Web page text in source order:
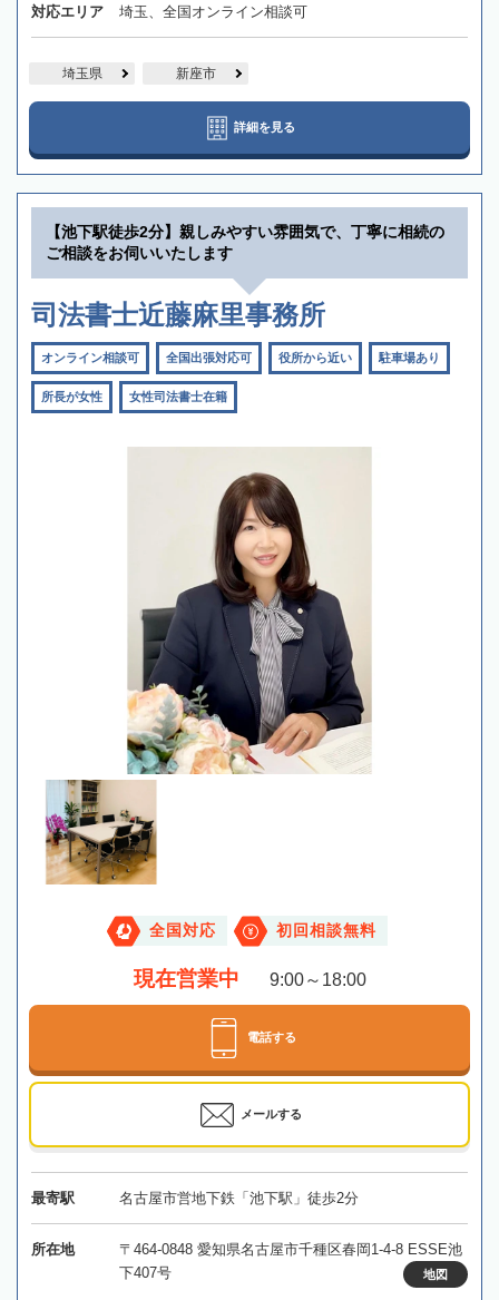
対応エリア 埼玉、全国オンライン相談可
埼玉県 新座市
詳細を見る
【池下駅徒歩2分】親しみやすい雰囲気で、丁寧に相続の
ご相談をお伺いいたします
司法書士近藤麻里事務所
オンライン相談可 全国出張対応可 役所から近い 駐車場あり
所長が女性 女性司法書士在籍
全国対応 初回相談無料
現在営業中 9:00～18:00
電話する
メールする
最寄駅 名古屋市営地下鉄「池下駅」徒歩2分
所在地
〒464-0848 愛知県名古屋市千種区春岡1-4-8 ESSE池
下407号
地図